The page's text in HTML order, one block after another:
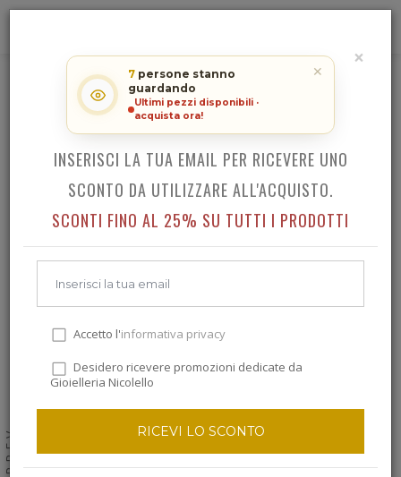
RECARLO ANNIVERSARY LOVE
PREV NEXT
7 persone stanno
guardando
Ultimi pezzi disponibili ·
acquista ora!
✕
×
RICEVI LO SCONTO SUL TUO
ACQUISTO!
INSERISCI LA TUA EMAIL PER RICEVERE UNO
SCONTO DA UTILIZZARE ALL'ACQUISTO.
SCONTI FINO AL 25% SU TUTTI I PRODOTTI
Accetto l'informativa privacy
Desidero ricevere promozioni dedicate da
Gioielleria Nicolello
RICEVI LO SCONTO